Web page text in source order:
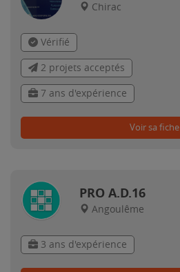
Chirac
Vérifié
2 projets acceptés
7 ans d'expérience
Voir sa fiche
PRO A.D.16
Angoulême
3 ans d'expérience